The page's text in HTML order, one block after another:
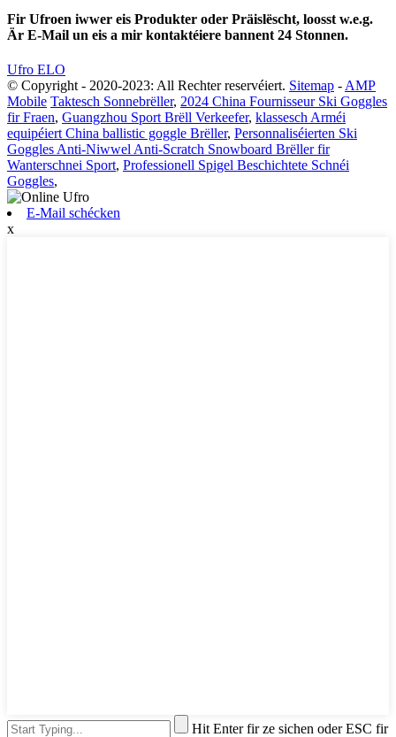
Fir Ufroen iwwer eis Produkter oder Präislëscht, loosst w.e.g.
Är E-Mail un eis a mir kontaktéiere bannent 24 Stonnen.
Ufro ELO
© Copyright - 2020-2023: All Rechter reservéiert. Sitemap - AMP
Mobile Taktesch Sonnebrëller, 2024 China Fournisseur Ski Goggles
fir Fraen, Guangzhou Sport Brëll Verkeefer, klassesch Arméi
equipéiert China ballistic goggle Brëller, Personnaliséierten Ski
Goggles Anti-Niwwel Anti-Scratch Snowboard Brëller fir
Wanterschnei Sport, Professionell Spigel Beschichtete Schnéi
Goggles,
E-Mail schécken
x
Hit Enter fir ze sichen oder ESC fir